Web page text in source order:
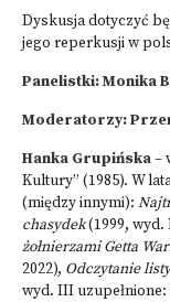
Dyskusja dotyczyć
jego reperkusji w
Panelistki: Monika
Moderatorzy:
Hanka Grupińska–
Kultury” (1985). W
(między innymi):
chasydek(1999, wyd.
żołnierzami Getta
2022), Odczytanie
wyd. III uzupełnione: